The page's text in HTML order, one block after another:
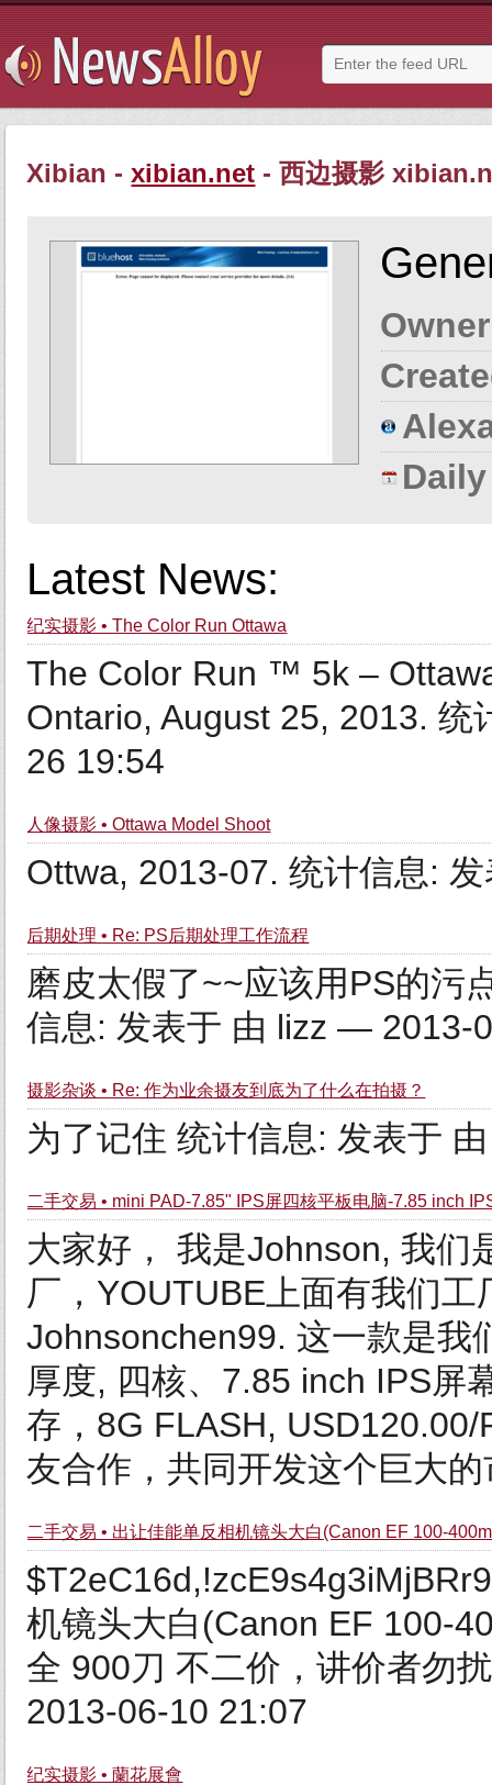
Xibian -xibian.net - 西边摄影
Latest News:
纪实摄影 • The Color Run Ottawa
The Color Run ™ 5k –
Ontario, August 25, 2013.
26 19:54
人像摄影 • Ottawa Model Shoot
Ottwa, 2013-07. 统计信息:
后期处理 • Re: PS后期处理工作流程
磨皮太假了~~应该用PS的污
信息: 发表于 由 lizz — 2013-
摄影杂谈 • Re: 作为业余摄友到底为了什么在拍摄？
为了记住 统计信息: 发表于
二手交易 • mini PAD-7.85" IPS屏四核平板电脑-7.85 inch
大家好， 我是Johnson, 我们
厂，YOUTUBE上面有我们
Johnsonchen99. 这一款是我
厚度, 四核、7.85 inch IPS屏
存，8G FLASH,
友合作，共同开发这个巨大
二手交易 • 出让佳能单反相机镜头大白(Canon EF 100-
机镜头大白(Canon EF 100-
全 900刀 不二价，讲价者勿
2013-06-10 21:07
纪实摄影 • 蘭花展會